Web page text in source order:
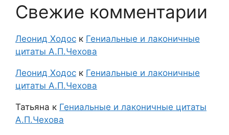
Свежие комментарии
Леонид Ходос к Гениальные и лаконичные
цитаты А.П.Чехова
Леонид Ходос к Гениальные и лаконичные
цитаты А.П.Чехова
Татьяна к Гениальные и лаконичные цитаты
А.П.Чехова